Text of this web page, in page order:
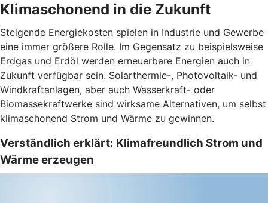
Klimaschonend in die Zukunft
Steigende Energiekosten spielen in Industrie und Gewerbe
eine immer größere Rolle. Im Gegensatz zu beispielsweise
Erdgas und Erdöl werden erneuerbare Energien auch in
Zukunft verfügbar sein. Solarthermie-, Photovoltaik- und
Windkraftanlagen, aber auch Wasserkraft- oder
Biomassekraftwerke sind wirksame Alternativen, um selbst
klimaschonend Strom und Wärme zu gewinnen.
Verständlich erklärt: Klimafreundlich Strom und
Wärme erzeugen